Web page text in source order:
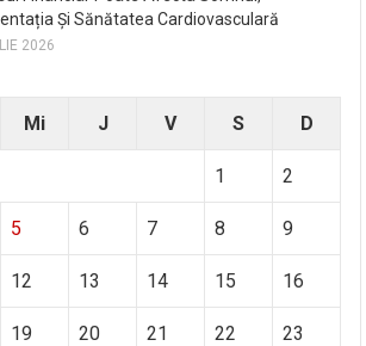
Și Sănătatea Cardiovasculară
2026
Mi J V S D
1 2
5 6 7 8 9
12 13 14 15 16
19 20 21 22 23